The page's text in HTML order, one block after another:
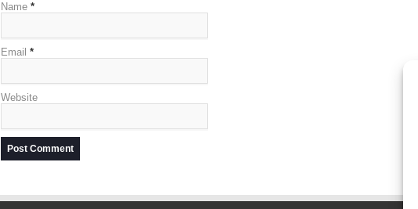
Name *
Email *
Website